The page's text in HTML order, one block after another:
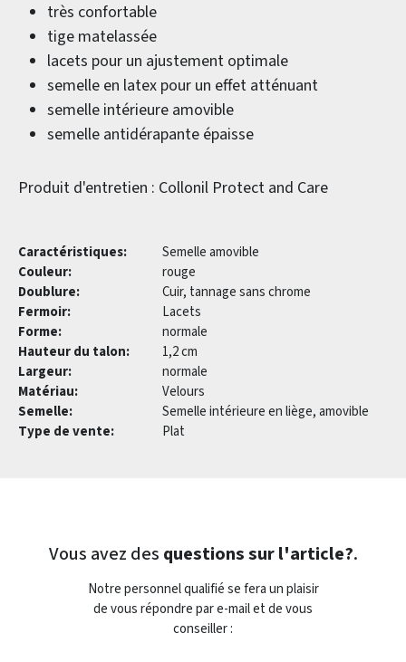
très confortable
tige matelassée
lacets pour un ajustement optimale
semelle en latex pour un effet atténuant
semelle intérieure amovible
semelle antidérapante épaisse
Produit d'entretien : Collonil Protect and Care
Caractéristiques:
Semelle amovible
Couleur:
rouge
Doublure:
Cuir, tannage sans chrome
Fermoir:
Lacets
Forme:
normale
Hauteur du talon:
1,2 cm
Largeur:
normale
Matériau:
Velours
Semelle:
Semelle intérieure en liège, amovible
Type de vente:
Plat
Vous avez des questions sur l'article?.
Notre personnel qualifié se fera un plaisir
de vous répondre par e-mail et de vous
conseiller :